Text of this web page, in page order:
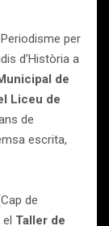
per
d’Història a
de
Liceu de
de
escrita,
de
Taller de